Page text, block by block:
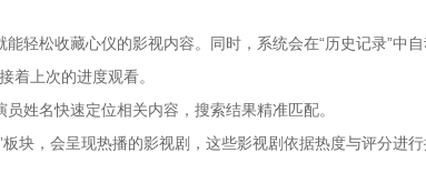
轻松收藏心仪的影视内容。同时，系统会在“历史记录”中
着上次的进度观看。
姓名快速定位相关内容，搜索结果精准匹配。
块，会呈现热播的影视剧，这些影视剧依据热度与评分进